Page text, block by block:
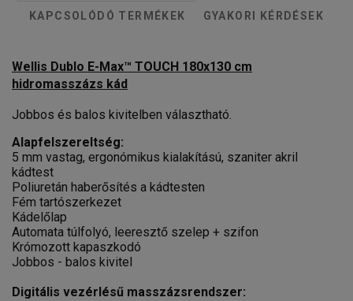
KAPCSOLÓDÓ TERMÉKEK
GYAKORI KÉRDÉSEK
Wellis Dublo E-Max™ TOUCH 180x130 cm
hidromasszázs kád
Jobbos és balos kivitelben választható.
Alapfelszereltség:
5 mm vastag, ergonómikus kialakítású, szaniter akril
kádtest
Poliuretán haberősítés a kádtesten
Fém tartószerkezet
Kádelőlap
Automata túlfolyó, leeresztő szelep + szifon
Krómozott kapaszkodó
Jobbos - balos kivitel
Digitális vezérlésű masszázsrendszer: